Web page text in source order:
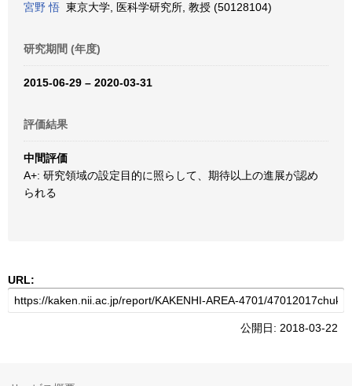
宮野 悟 東京大学, 医科学研究所, 教授 (50128104)
研究期間 (年度)
2015-06-29 – 2020-03-31
評価結果
中間評価
A+: 研究領域の設定目的に照らして、期待以上の進展が認め
られる
URL:
公開日: 2018-03-22